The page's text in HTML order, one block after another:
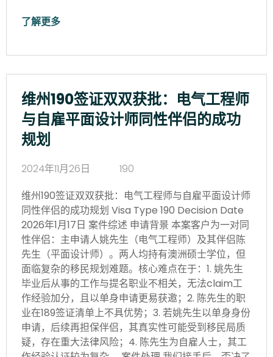
了解更多
维州190签证双双获批：电气工程师
与自雇平面设计师同性伴侣的成功
规划
2024年11月26日
190
维州190签证双双获批：电气工程师与自雇平面设计师
同性伴侣的成功规划 Visa Type 190 Decision Date
2026年1月17日 案件综述 申请背景 本案客户为一对同
性伴侣：主申请人姚先生（电气工程师）及其伴侣陈
先生（平面设计师）。两人均持有澳洲硕士学位，但
面临复杂的移民规划难题。核心难点在于：1. 姚先生
毕业后从事的工作与提名职业不相关，无法claim工
作经验加分，且以单身申请更易获邀；2. 陈先生的职
业在189签证清单上不具优势；3. 若姚先生以单身身份
申请，后续再担保伴侣，其真实性可能受到移民局质
疑，存在重大法律风险；4. 陈先生为自雇人士，其工